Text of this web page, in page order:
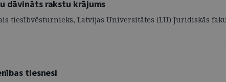
dāvināts rakstu krājums
tiesībvēsturnieks, Latvijas Universitātes (LU) Juridiskās
tiesnesi